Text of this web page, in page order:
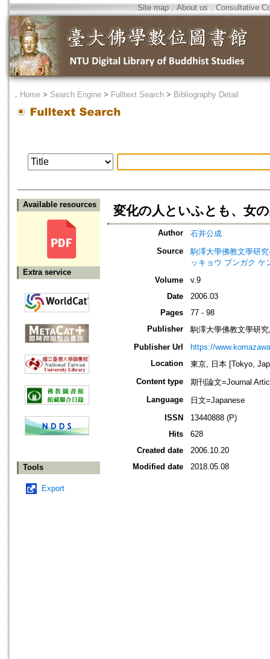
Site map．About us ． Consultative
． Home > Search Engine > Fulltext Search > Bibliography Detail
Available resources
Extra service
Tools
Export
変化の人といふとも、女
Author
石井公成
Source
駒澤大學佛教文學研
ッキョウ ブンガク ケ
Volume
v.9
Date
2006.03
Pages
77 - 98
Publisher
駒澤大學佛教文學研
Publisher Url
https://
Location
東京, 日本 [Tokyo,
Content type
期刊論文=Journal
Language
日文=Japanese
ISSN
13440888 (P)
Hits
628
Created date
2006.10.20
Modified date
2018.05.08